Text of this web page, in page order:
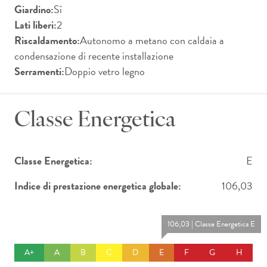
Giardino:Sì
Lati liberi:2
Riscaldamento:Autonomo a metano con caldaia a
condensazione di recente installazione
Serramenti:Doppio vetro legno
Classe Energetica
Classe Energetica:
E
Indice di prestazione energetica globale:
106,03
A+ A B C D
106,03 | Classe Energetica E
E F G H